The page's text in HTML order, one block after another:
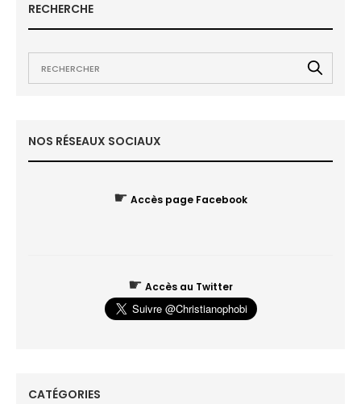
RECHERCHE
NOS RÉSEAUX SOCIAUX
☛ Accès page Facebook
☛ Accès au Twitter
CATÉGORIES